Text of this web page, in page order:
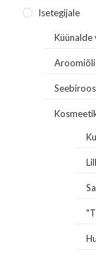
Isetegijale
Küünalde